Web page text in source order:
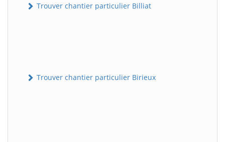
Trouver chantier particulier Billiat
Trouver chantier particulier Birieux